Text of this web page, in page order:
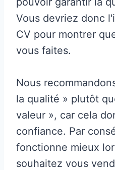
Vous devriez donc
CV pour montrer
vous faites.
Nous
la qualité » plutôt
valeur », car cela
confiance. Par
fonctionne mieux
souhaitez vous